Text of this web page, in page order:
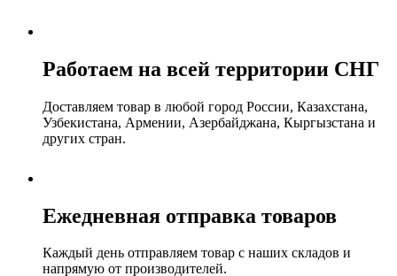
Работаем на всей территории СНГ
Доставляем товар в любой город России, Казахстана,
Узбекистана, Армении, Азербайджана, Кыргызстана и
других стран.
Ежедневная отправка товаров
Каждый день отправляем товар с наших складов и
напрямую от производителей.